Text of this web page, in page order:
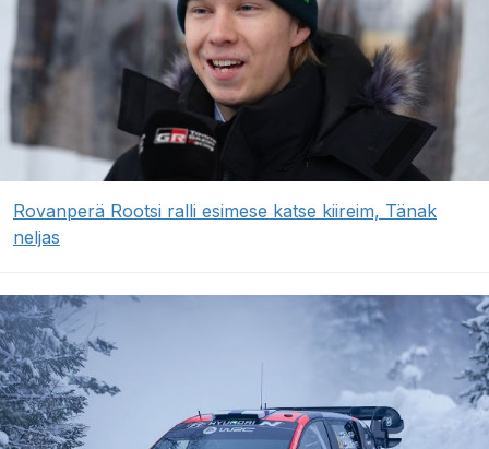
Rovanperä Rootsi ralli esimese katse kiireim, Tänak
neljas